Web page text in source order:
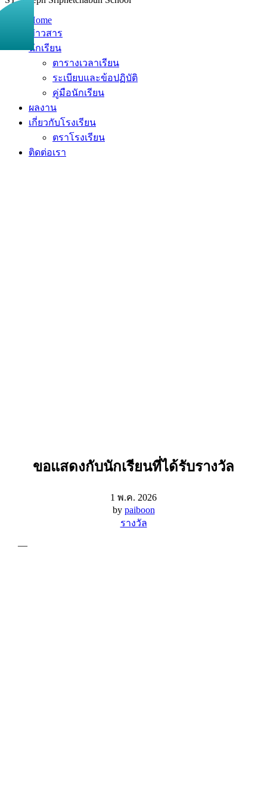
Home
ข่าวสาร
นักเรียน
ตารางเวลาเรียน
ระเบียบและข้อปฏิบัติ
คู่มือนักเรียน
ผลงาน
เกี่ยวกับโรงเรียน
ตราโรงเรียน
ติดต่อเรา
ขอแสดงกับนักเรียนที่ได้รับรางวัล
1 พ.ค. 2026
by paiboon
รางวัล
—